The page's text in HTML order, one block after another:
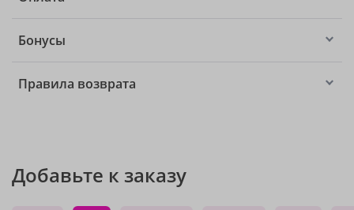
Бонусы
Правила возврата
Добавьте к заказу